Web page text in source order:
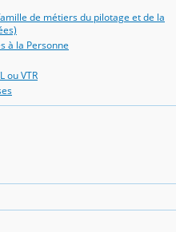
de métiers du pilotage et de la
à la Personne
ou VTR